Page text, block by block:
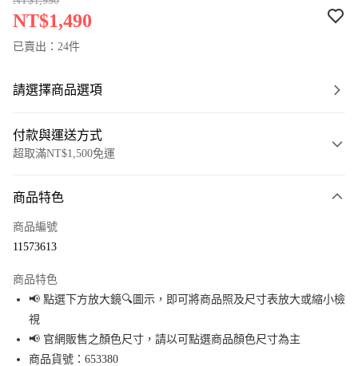
NT$1,490
已賣出：24件
請選擇商品選項
付款與運送方式
超取滿NT$1,500免運
信用卡一次付款
Apple Pay
街口支付
悠遊付
商品特色
商品編號
11573613
商品特色
📢 點選下方放大鏡🔍圖示，即可將商品照及尺寸表放大或縮小檢
視
📢 官網販售之顏色尺寸，請以可點選商品顏色尺寸為主
商品貨號：653380